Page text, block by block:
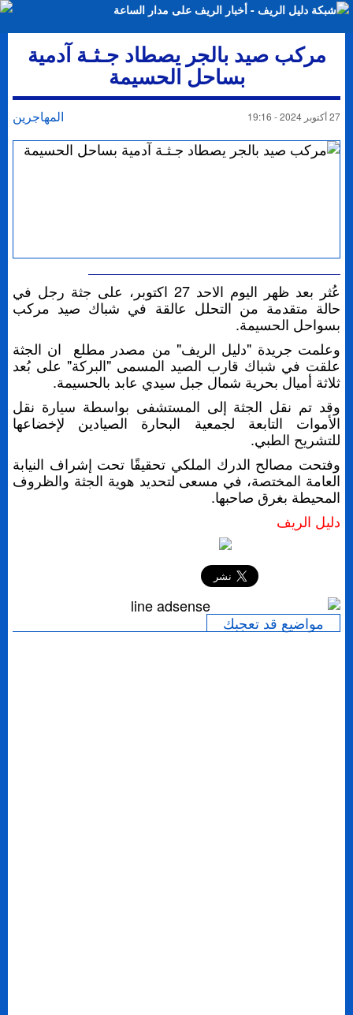
مركب صيد بالجر يصطاد جـثـة آدمية
بساحل الحسيمة
المهاجرين 27 أكتوبر 2024 - 19:16
عُثر بعد ظهر اليوم الاحد 27 اكتوبر، على جثة رجل في
حالة متقدمة من التحلل عالقة في شباك صيد مركب
بسواحل الحسيمة.
وعلمت جريدة "دليل الريف" من مصدر مطلع ان الجثة
علقت في شباك قارب الصيد المسمى "البركة" على بُعد
ثلاثة أميال بحرية شمال جبل سيدي عابد بالحسيمة.
وقد تم نقل الجثة إلى المستشفى بواسطة سيارة نقل
الأموات التابعة لجمعية البحارة الصيادين لإخضاعها
للتشريح الطبي.
وفتحت مصالح الدرك الملكي تحقيقًا تحت إشراف النيابة
العامة المختصة، في مسعى لتحديد هوية الجثة والظروف
المحيطة بغرق صاحبها.
دليل الريف
مواضيع قد تعجبك